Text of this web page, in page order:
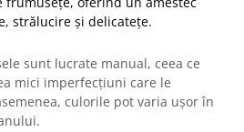
strălucire și delicatețe.
sunt lucrate manual, ceea ce
mici imperfecțiuni care le
culorile pot varia ușor în